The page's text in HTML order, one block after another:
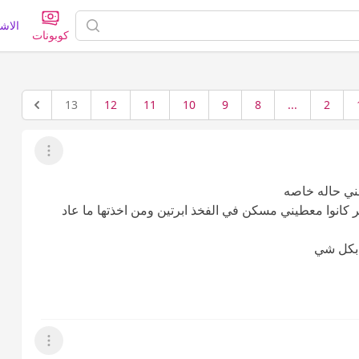
كوبونات
2
...
8
9
10
11
12
13
عرض القائمة
حاله خاصه
معطيني مسكن في الفخذ ابرتين ومن اخذتها ما عاد
بكل شي
عرض القائمة